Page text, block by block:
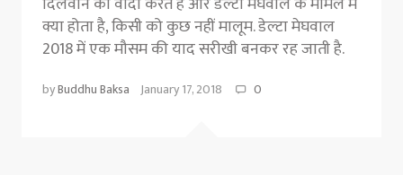
क्या होता है, किसी को कुछ नहीं मालूम. डेल्टा मेघवाल
2018 में एक मौसम की याद सरीखी बनकर रह जाती है.
byBuddhu Baksa January 17, 2018 0